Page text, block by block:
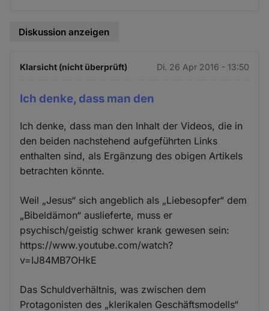
Diskussion anzeigen
Klarsicht (nicht überprüft) Di. 26 Apr 2016 - 13:50
Ich denke, dass man den
Ich denke, dass man den Inhalt der Videos, die in
den beiden nachstehend aufgeführten Links
enthalten sind, als Ergänzung des obigen Artikels
betrachten könnte.
Weil „Jesus“ sich angeblich als „Liebesopfer“ dem
„Bibeldämon“ auslieferte, muss er
psychisch/geistig schwer krank gewesen sein:
https://www.youtube.com/watch?
v=IJ84MB7OHkE
Das Schuldverhältnis, was zwischen dem
Protagonisten des „klerikalen Geschäftsmodells“